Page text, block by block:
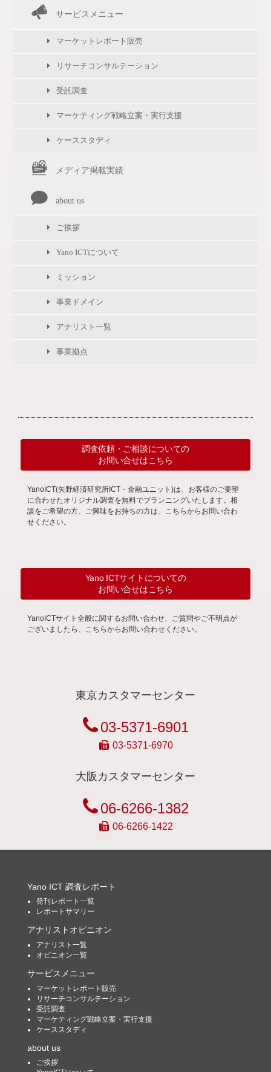
サービスメニュー
マーケットレポート販売
リサーチコンサルテーション
受託調査
マーケティング戦略立案・実行支援
ケーススタディ
メディア掲載実績
about us
ご挨拶
Yano ICTについて
ミッション
事業ドメイン
アナリスト一覧
事業拠点
調査依頼・ご相談についての
お問い合せはこちら
YanoICT(矢野経済研究所ICT・金融ユニット)は、お客様のご要望
に合わせたオリジナル調査を無料でプランニングいたします。相
談をご希望の方、ご興味をお持ちの方は、こちらからお問い合わ
せください。
Yano ICTサイトについての
お問い合せはこちら
YanoICTサイト全般に関するお問い合わせ、ご質問やご不明点が
ございましたら、こちらからお問い合わせください。
東京カスタマーセンター
03-5371-6901
03-5371-6970
大阪カスタマーセンター
06-6266-1382
06-6266-1422
Yano ICT 調査レポート
発刊レポート一覧
レポートサマリー
アナリストオピニオン
アナリスト一覧
オピニオン一覧
サービスメニュー
マーケットレポート販売
リサーチコンサルテーション
受託調査
マーケティング戦略立案・実行支援
ケーススタディ
about us
ご挨拶